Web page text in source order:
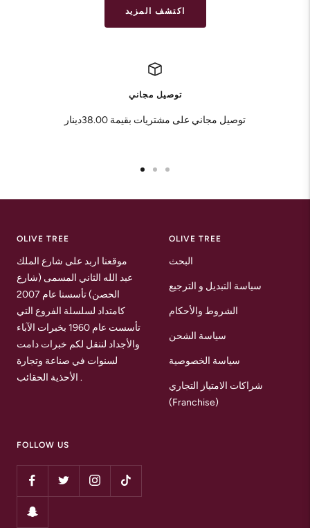
اكتشف المزيد
توصيل مجاني
توصيل مجاني على مشتريات بقيمة 38.00دينار
OLIVE TREE
موقعنا اربد على شارع الملك
عبد الله الثاني المسمى (شارع
الحصن) تأسسنا عام 2007
كامتداد لسلسلة الفروع التي
تأسست عام 1960 بخبرات الآباء
والأجداد لننقل لكم خبرات دامت
لسنوات في صناعة وتجارة
الأحذية الحقائب .
OLIVE TREE
البحث
سياسة التبديل و الترجيع
الشروط والأحكام
سياسة الشحن
سياسة الخصوصية
شراكات الامتياز التجاري
(Franchise)
FOLLOW US